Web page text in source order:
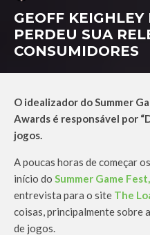
GEOFF
PERDEU SUA
CONSUMIDORES
O idealizador do Summer
Awards é responsável por
jogos.
A poucas horas de começar
início do Summer Game Fest,
entrevista para o site The
coisas, principalmente sobre
de jogos.